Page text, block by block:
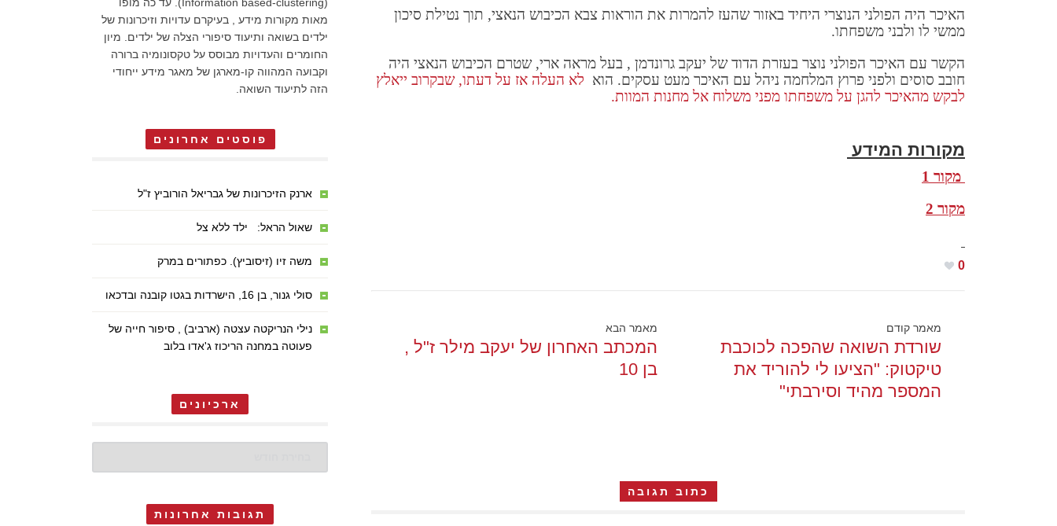
האיכר היה הפולני הנוצרי היחיד באזור שהעז להמרות את הוראות צבא הכיבוש הנאצי, תוך נטילת סיכון
ממשי לו ולבני משפחתו.
הקשר עם האיכר הפולני נוצר בעזרת הדוד של יעקב גרונדמן , בעל מראה ארי, שטרם הכיבוש הנאצי היה
חובב סוסים ולפני פרוץ המלחמה ניהל עם האיכר מעט עסקים. הוא לא העלה אז על דעתו, שבקרוב ייאלץ
לבקש מהאיכר להגן על משפחתו מפני משלוח אל מחנות המוות.
מקורות המידע
מקור 1
מקור 2
0
מאמר קודם
שורדת השואה שהפכה לכוכבת
טיקטוק: "הציעו לי להוריד את
המספר מהיד וסירבתי"
מאמר הבא
המכתב האחרון של יעקב מילר ז"ל ,
בן 10
כתוב תגובה
מאות מקורות מידע , בעיקרם עדויות וזיכרונות של
ילדים בשואה ותיעוד סיפורי הצלה של ילדים. מיון
החומרים והעדויות מבוסס על טקסונומיה ברורה
וקבועה המהווה קו-מארגן של מאגר מידע ייחודי
הזה לתיעוד השואה.
פוסטים אחרונים
ארנק הזיכרונות של גבריאל הורוביץ ז"ל
שאול הראל: ילד ללא צל
משה זיו (זיסוביץ). כפתורים במרק
סולי גנור, בן 16, הישרדות בגטו קובנה ובדכאו
נילי הנריקטה עצטה (ארביב) , סיפור חייה של
פעוטה במחנה הריכוז ג'אדו בלוב
ארכיונים
תגובות אחרונות